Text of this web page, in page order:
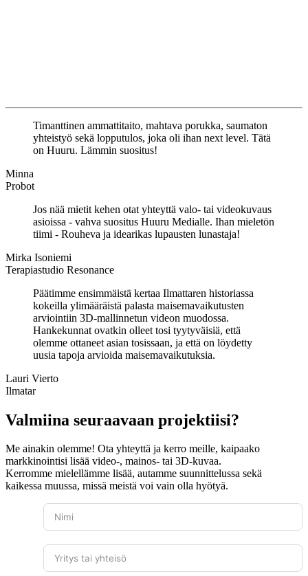
Timanttinen ammattitaito, mahtava porukka, saumaton
yhteistyö sekä lopputulos, joka oli ihan next level. Tätä
on Huuru. Lämmin suositus!
Minna
Probot
Jos nää mietit kehen otat yhteyttä valo- tai videokuvaus
asioissa - vahva suositus Huuru Medialle. Ihan mieletön
tiimi - Rouheva ja idearikas lupausten lunastaja!
Mirka Isoniemi
Terapiastudio Resonance
Päätimme ensimmäistä kertaa Ilmattaren historiassa
kokeilla ylimääräistä palasta maisemavaikutusten
arviointiin 3D-mallinnetun videon muodossa.
Hankekunnat ovatkin olleet tosi tyytyväisiä, että
olemme ottaneet asian tosissaan, ja että on löydetty
uusia tapoja arvioida maisemavaikutuksia.
Lauri Vierto
Ilmatar
Valmiina seuraavaan projektiisi?
Me ainakin olemme! Ota yhteyttä ja kerro meille, kaipaako
markkinointisi lisää video-, mainos- tai 3D-kuvaa.
Kerromme mielellämme lisää, autamme suunnittelussa sekä
kaikessa muussa, missä meistä voi vain olla hyötyä.